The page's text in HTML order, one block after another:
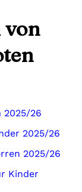
von
2025/26
2025/26
2025/26
Kinder